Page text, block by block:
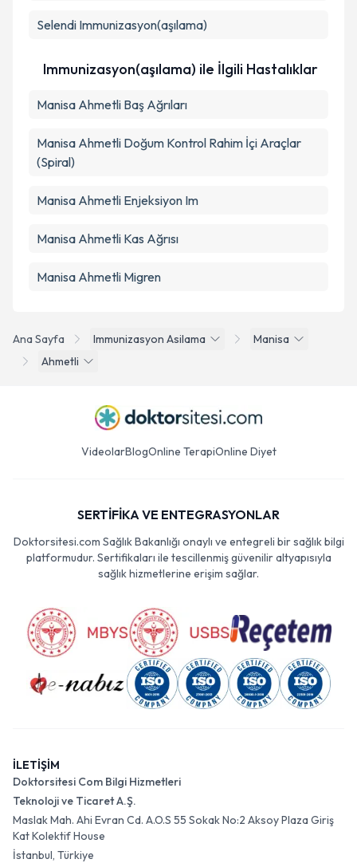
Ana Sayfa Immunizasyon Asilama
Manisa
Ahmetli
Selendi Immunizasyon(aşılama)
Immunizasyon(aşılama) ile İlgili Hastalıklar
Manisa Ahmetli Baş Ağrıları
Manisa Ahmetli Doğum Kontrol Rahim İçi Araçlar
(Spiral)
Manisa Ahmetli Enjeksiyon Im
Manisa Ahmetli Kas Ağrısı
Manisa Ahmetli Migren
VideolarBlogOnline TerapiOnline Diyet
SERTİFİKA VE ENTEGRASYONLAR
Doktorsitesi.com Sağlık Bakanlığı onaylı ve entegreli bir sağlık bilgi
platformudur. Sertifikaları ile tescillenmiş güvenilir altyapısıyla
sağlık hizmetlerine erişim sağlar.
İLETİŞİM
Doktorsitesi Com Bilgi Hizmetleri
Teknoloji ve Ticaret A.Ş.
Maslak Mah. Ahi Evran Cd. A.O.S 55 Sokak No:2 Aksoy Plaza Giriş
Kat Kolektif House
İstanbul, Türkiye